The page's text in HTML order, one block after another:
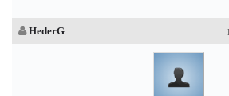
HederG